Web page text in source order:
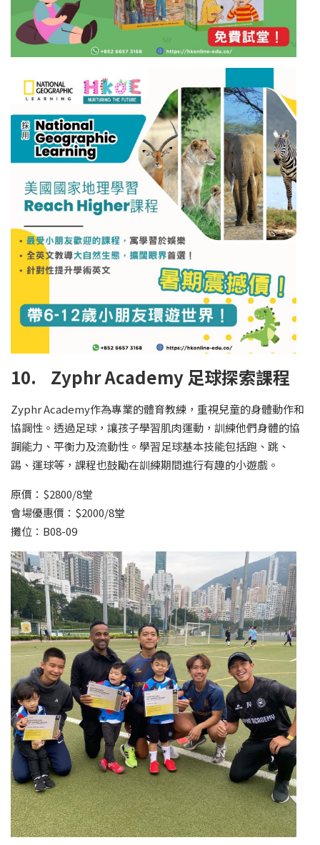
10. Zyphr Academy 足球探索課程
Zyphr Academy作為專業的體育教練，重視兒童的身體動作和
協調性。透過足球，讓孩子學習肌肉運動，訓練他們身體的協
調能力、平衡力及流動性。學習足球基本技能包括跑、跳、
踢、運球等，課程也鼓勵在訓練期間進行有趣的小遊戲。
原價：$2800/8堂
會場優惠價：$2000/8堂
攤位：B08-09